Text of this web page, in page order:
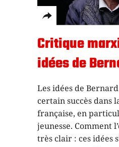
Critique
idées de
Les idées de
certain succès dans
française, en
jeunesse. Comment
très clair : ces idées